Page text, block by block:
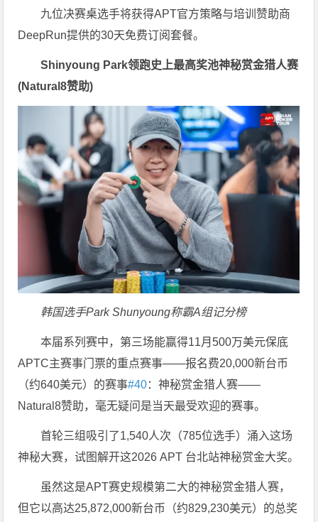
九位决赛桌选手将获得APT官方策略与培训赞助商
DeepRun提供的30天免费订阅套餐。
Shinyoung Park领跑史上最高奖池神秘赏金猎人赛
(Natural8赞助)
韩国选手Park Shunyoung称霸A组记分榜
本届系列赛中，第三场能赢得11月500万美元保底
APTC主赛事门票的重点赛事——报名费20,000新台币
（约640美元）的赛事#40：神秘赏金猎人赛——
Natural8赞助，毫无疑问是当天最受欢迎的赛事。
首轮三组吸引了1,540人次（785位选手）涌入这场
神秘大赛，试图解开这2026 APT 台北站神秘赏金大奖。
虽然这是APT赛史规模第二大的神秘赏金猎人赛，
但它以高达25,872,000新台币（约829,230美元）的总奖